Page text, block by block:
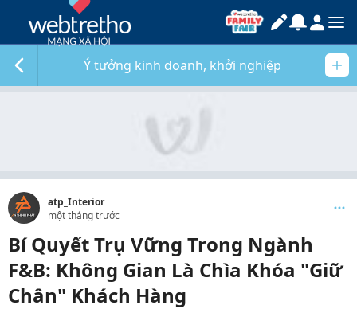
Ý tưởng kinh doanh, khởi nghiệp
atp_Interior
một tháng trước
Bí Quyết Trụ Vững Trong Ngành
F&B: Không Gian Là Chìa Khóa "Giữ
Chân" Khách Hàng